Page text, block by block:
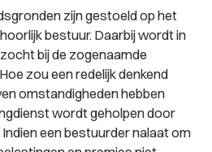
zijn gestoeld op het
bestuur. Daarbij wordt in
bij de zogenaamde
zou een redelijk denkend
omstandigheden hebben
wordt geholpen door
een bestuurder nalaat om